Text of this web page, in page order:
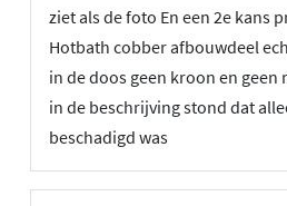
ziet als de foto En een 2e kans
Hotbath cobber afbouwdeel
in de doos geen kroon en
in de beschrijving stond dat
beschadigd was